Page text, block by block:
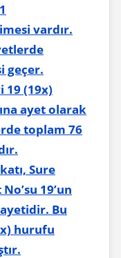
vardır.
geçer.
(19x)
ayet olarak
toplam 76
Sure
19’un
Bu
hurufu